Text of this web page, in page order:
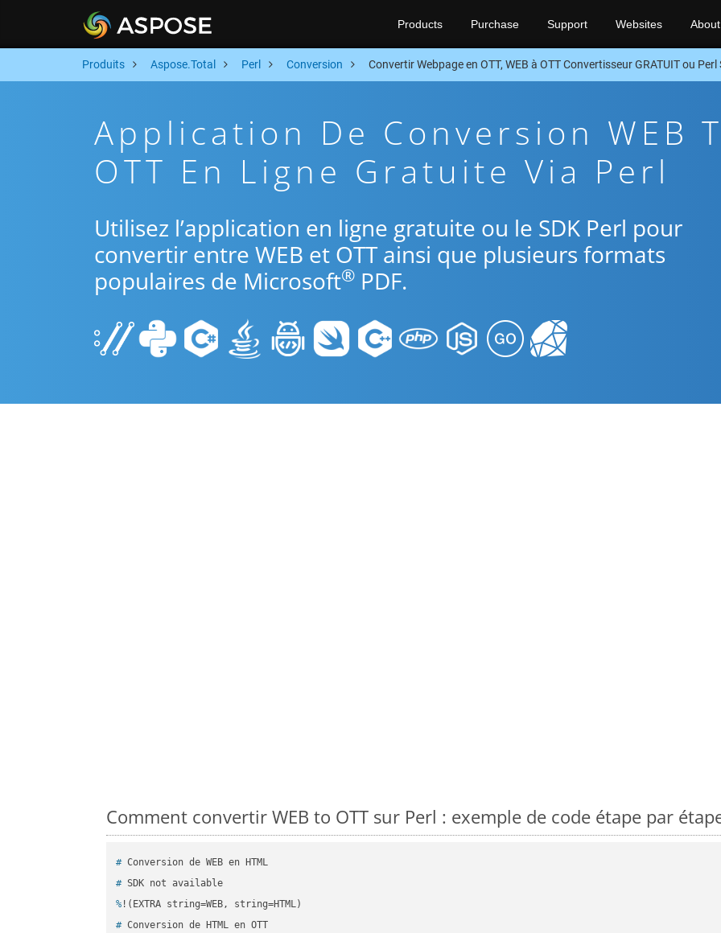
Products Purchase Support Websites About
Produits Aspose.Total Perl Conversion Convertir Webpage en OTT, WEB à OTT Convertisseur GRATUIT ou Perl
Application De Conversion WEB
OTT En Ligne Gratuite Via Perl
Utilisez l’application en ligne gratuite ou le SDK Perl pour
convertir entre WEB et OTT ainsi que plusieurs formats
populaires de Microsoft® PDF.
Comment convertir WEB to OTT sur Perl : exemple de code étape par
# Conversion de WEB en HTML
# SDK not available
% !(EXTRA string=WEB, string=HTML)
# Conversion de HTML en OTT